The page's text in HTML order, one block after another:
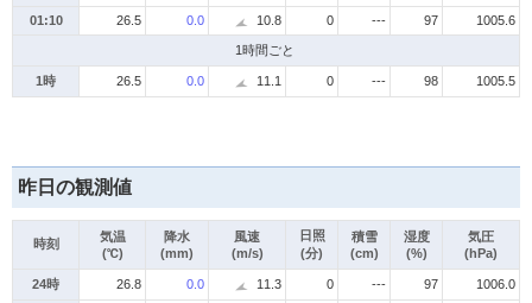
01:10
26.5 0.0 10.8 0 --- 97 1005.6
1時間ごと
1時 26.5 0.0 11.1 0 --- 98 1005.5
昨日の観測値
時刻
気温
(℃)
降水
(mm)
風速
(m/s)
日照
(分)
積雪
(cm)
湿度
(%)
気圧
(hPa)
24時 26.8 0.0 11.3 0 --- 97 1006.0